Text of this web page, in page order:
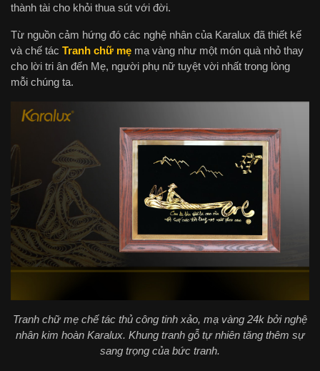
thành tài cho khỏi thua sút với đời.
Từ nguồn cảm hứng đó các nghệ nhân của Karalux đã thiết kế
và chế tác Tranh chữ mẹ mạ vàng như một món quà nhỏ thay
cho lời tri ân đến Mẹ, người phụ nữ tuyệt vời nhất trong lòng
mỗi chúng ta.
Tranh chữ mẹ chế tác thủ công tinh xảo, mạ vàng 24k bởi nghệ
nhân kim hoàn Karalux. Khung tranh gỗ tự nhiên tăng thêm sự
sang trọng của bức tranh.